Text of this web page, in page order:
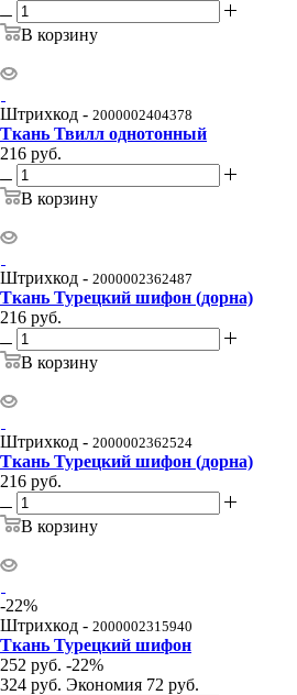
В корзину
Штрихкод - 2000002404378
Ткань Твилл однотонный
216 руб.
В корзину
Штрихкод - 2000002362487
Ткань Турецкий шифон (дорна)
216 руб.
В корзину
Штрихкод - 2000002362524
Ткань Турецкий шифон (дорна)
216 руб.
В корзину
-22%
Штрихкод - 2000002315940
Ткань Турецкий шифон
252 руб.
324 руб.
-22%
Экономия 72 руб.